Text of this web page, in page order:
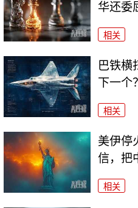
华还委
相关
巴铁横
下一个
相关
美伊停
信，把
相关